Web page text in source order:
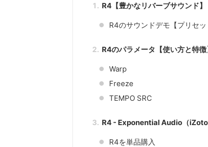
R4【豊かなリバーブサウンド】
R4のサウンドデモ【プリセッ
R4のパラメータ【使い方と特徴
Warp
Freeze
TEMPO SRC
R4 - Exponential Audio（
R4を単品購入